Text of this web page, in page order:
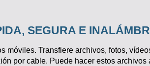
SEGURA E
Transfiere archivos, fotos,
por cable. Puede hacer estos archivos